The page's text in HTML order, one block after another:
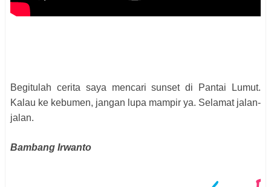
Begitulah cerita saya mencari sunset di Pantai Lumut.
Kalau ke kebumen, jangan lupa mampir ya. Selamat jalan-
jalan.
Bambang Irwanto